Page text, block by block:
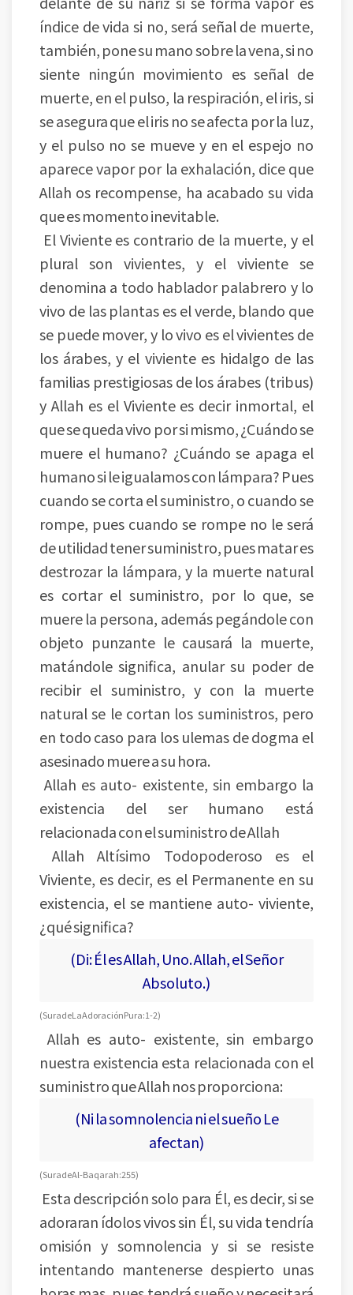
índice de vida si no, será señal de muerte,
también, pone su mano sobre la vena, si no
siente ningún movimiento es señal de
muerte, en el pulso, la respiración, el iris, si
se asegura que el iris no se afecta por la luz,
y el pulso no se mueve y en el espejo no
aparece vapor por la exhalación, dice que
Allah os recompense, ha acabado su vida
que es momento inevitable.
El Viviente es contrario de la muerte, y el
plural son vivientes, y el viviente se
denomina a todo hablador palabrero y lo
vivo de las plantas es el verde, blando que
se puede mover, y lo vivo es el vivientes de
los árabes, y el viviente es hidalgo de las
familias prestigiosas de los árabes (tribus)
y Allah es el Viviente es decir inmortal, el
que se queda vivo por si mismo, ¿Cuándo se
muere el humano? ¿Cuándo se apaga el
humano si le igualamos con lámpara? Pues
cuando se corta el suministro, o cuando se
rompe, pues cuando se rompe no le será
de utilidad tener suministro, pues matar es
destrozar la lámpara, y la muerte natural
es cortar el suministro, por lo que, se
muere la persona, además pegándole con
objeto punzante le causará la muerte,
matándole significa, anular su poder de
recibir el suministro, y con la muerte
natural se le cortan los suministros, pero
en todo caso para los ulemas de dogma el
asesinado muere a su hora.
Allah es auto- existente, sin embargo la
existencia del ser humano está
relacionada con el suministro de Allah
Allah Altísimo Todopoderoso es el
Viviente, es decir, es el Permanente en su
existencia, el se mantiene auto- viviente,
¿qué significa?
(Di: Él es Allah, Uno. Allah, el Señor
Absoluto.)
(Sura de La Adoración Pura: 1-2)
Allah es auto- existente, sin embargo
nuestra existencia esta relacionada con el
suministro que Allah nos proporciona:
(Ni la somnolencia ni el sueño Le
afectan)
(Sura de Al-Baqarah: 255)
Esta descripción solo para Él, es decir, si se
adoraran ídolos vivos sin Él, su vida tendría
omisión y somnolencia y si se resiste
intentando mantenerse despierto unas